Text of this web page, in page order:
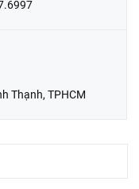
Thạnh, TPHCM